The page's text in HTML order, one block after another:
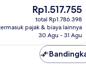
Harga
sekarang
Rp1.517.755
Rp1.517.755
total Rp1.786.398
pajak & biaya lainnya
30 Agu - 31 Agu